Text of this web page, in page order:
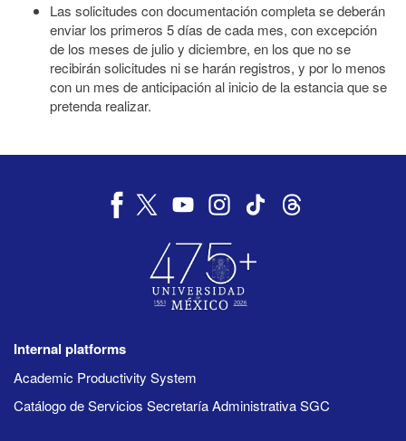
Las solicitudes con documentación completa se deberán
enviar los primeros 5 días de cada mes, con excepción
de los meses de julio y diciembre, en los que no se
recibirán solicitudes ni se harán registros, y por lo menos
con un mes de anticipación al inicio de la estancia que se
pretenda realizar.
Internal platforms
Academic Productivity System
Catálogo de Servicios Secretaría Administrativa SGC